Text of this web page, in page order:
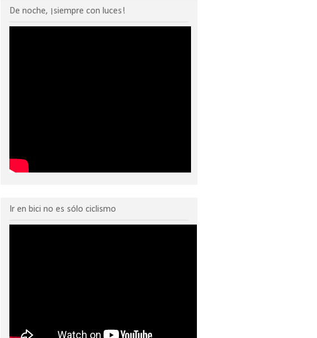
De noche, ¡siempre con luces!
Ir en bici no es sólo ciclismo